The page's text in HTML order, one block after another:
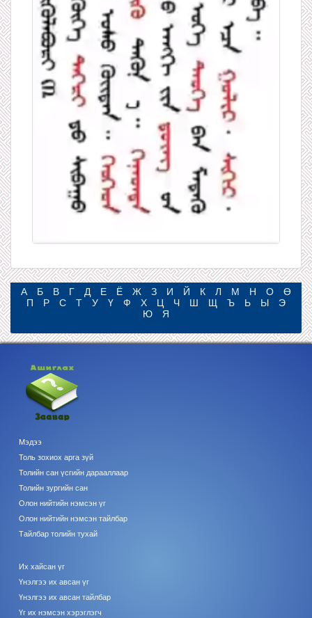
А Б В Г Д Е Ё Ж З И Й К Л М Н О
Ө
П
Р С Т У Ү Ф Х Ц Ч Ш Щ Ъ Ь Ы
Э
Ю
Я
Мэдээ
Толь зохиох арга зүй
Толийн сан үсгийн дарааллаар
Толийн зургийн сан
Олон нийтийн нэмсэн үг
Олон нийтийн нэмсэн тайлбар
Тайлбар толийн тухай
Их хайсан үг
Үнэлгээ их авсан үг
Үнэлгээ их авсан тайлбар
Үг их нэмсэн хэрэглэгч